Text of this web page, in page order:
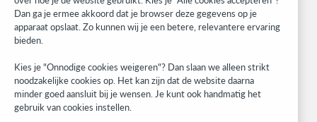
Stay in the know.
Get the latest product updates, research, events, and much more—
right to your inbox.
Subscribe now
Dan ga je ermee akkoord dat je browser deze gegevens op je
apparaat opslaat. Zo kunnen wij je een betere, relevantere ervaring
bieden.
Kies je "Onnodige cookies weigeren"? Dan slaan we alleen strikt
noodzakelijke cookies op. Het kan zijn dat de website daarna
minder goed aansluit bij je wensen. Je kunt ook handmatig het
gebruik van cookies instellen.